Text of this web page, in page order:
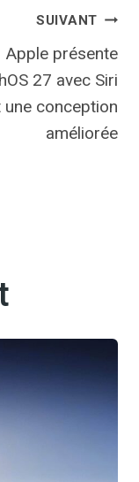
SUIVANT
Apple présente
27 avec Siri
une conception
améliorée